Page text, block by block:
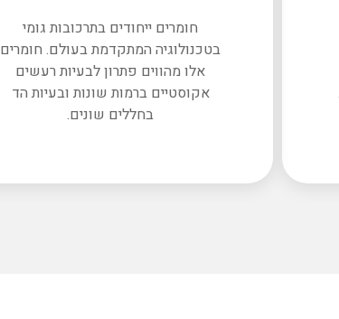
חומרים ייחודים בתרכובות גומי
בטכנולוגיה המתקדמת בעולם. חומרים
אלו מהווים פתרון לבעיות רעשים
אקוסטיים ברמות שונות ובעיות הד
בחללים שונים.